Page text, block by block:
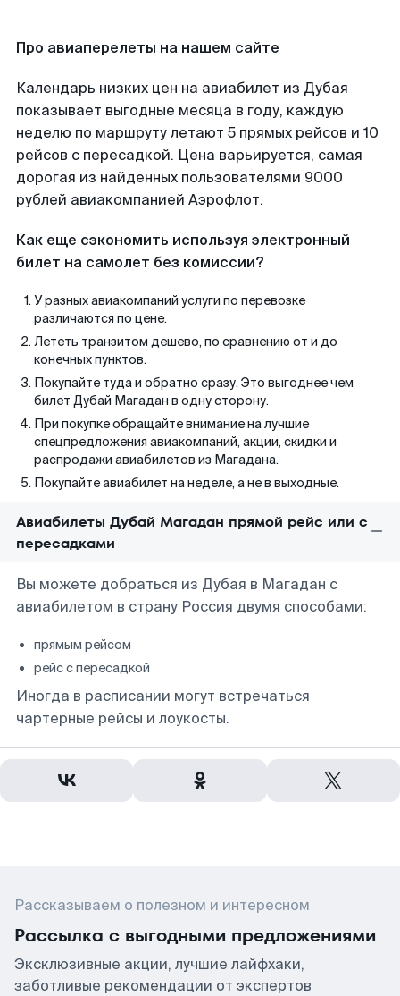
Про авиаперелеты на нашем сайте
Календарь низких цен на авиабилет из Дубая
показывает выгодные месяца в году, каждую
неделю по маршруту летают 5 прямых рейсов и 10
рейсов с пересадкой. Цена варьируется, самая
дорогая из найденных пользователями 9000
рублей авиакомпанией Аэрофлот.
Как еще сэкономить используя электронный
билет на самолет без комиссии?
У разных авиакомпаний услуги по перевозке
различаются по цене.
Лететь транзитом дешево, по сравнению от и до
конечных пунктов.
Покупайте туда и обратно сразу. Это выгоднее чем
билет Дубай Магадан в одну сторону.
При покупке обращайте внимание на лучшие
спецпредложения авиакомпаний, акции, скидки и
распродажи авиабилетов из Магадана.
Покупайте авиабилет на неделе, а не в выходные.
Авиабилеты Дубай Магадан прямой рейс или с
пересадками
Вы можете добраться из Дубая в Магадан с
авиабилетом в страну Россия двумя способами:
прямым рейсом
рейс с пересадкой
Иногда в расписании могут встречаться
чартерные рейсы и лоукосты.
Рассказываем о полезном и интересном
Рассылка с выгодными предложениями
Эксклюзивные акции, лучшие лайфхаки,
заботливые рекомендации от экспертов